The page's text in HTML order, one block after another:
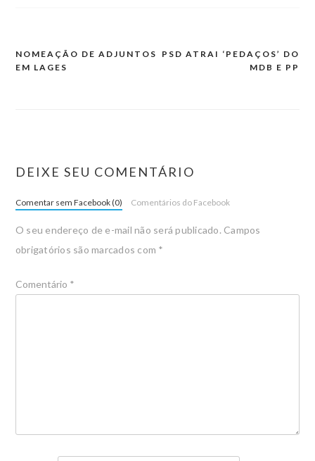
NOMEAÇÃO DE ADJUNTOS
EM LAGES
PSD ATRAI ‘PEDAÇOS’ DO
MDB E PP
DEIXE SEU COMENTÁRIO
Comentar sem Facebook (0) Comentários do Facebook
O seu endereço de e-mail não será publicado. Campos
obrigatórios são marcados com *
Comentário *